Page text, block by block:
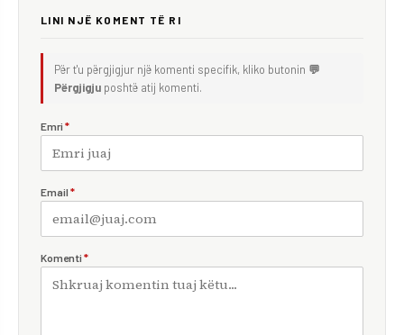
LINI NJË KOMENT TË RI
Për t'u përgjigjur një komenti specifik, kliko butonin 💬
Përgjigju poshtë atij komenti.
Emri *
Email *
Komenti *